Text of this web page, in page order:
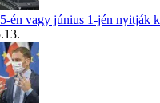
én vagy június 1-jén nyitják